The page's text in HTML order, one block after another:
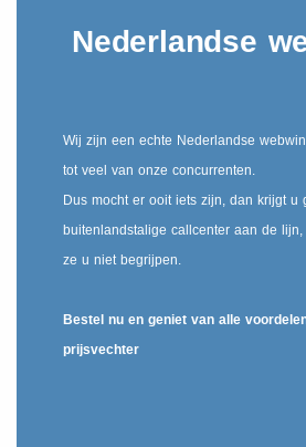
Nederlandse
Wij zijn een echte Nederlandse
tot veel van onze concurrenten.
Dus mocht er ooit iets zijn, dan krijgt u
buitenlandstalige callcenter aan de
ze u niet begrijpen.
Bestel nu en geniet van alle
prijsvechter